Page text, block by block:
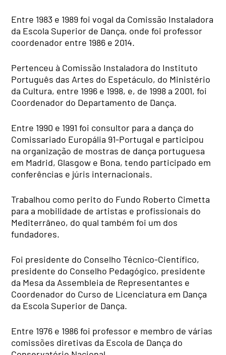
Entre 1983 e 1989 foi vogal da Comissão Instaladora
da Escola Superior de Dança, onde foi professor
coordenador entre 1986 e 2014.
Pertenceu à Comissão Instaladora do Instituto
Português das Artes do Espetáculo, do Ministério
da Cultura, entre 1996 e 1998, e, de 1998 a 2001, foi
Coordenador do Departamento de Dança.
Entre 1990 e 1991 foi consultor para a dança do
Comissariado Europália 91-Portugal e participou
na organização de mostras de dança portuguesa
em Madrid, Glasgow e Bona, tendo participado em
conferências e júris internacionais.
Trabalhou como perito do Fundo Roberto Cimetta
para a mobilidade de artistas e profissionais do
Mediterrâneo, do qual também foi um dos
fundadores.
Foi presidente do Conselho Técnico-Científico,
presidente do Conselho Pedagógico, presidente
da Mesa da Assembleia de Representantes e
Coordenador do Curso de Licenciatura em Dança
da Escola Superior de Dança.
Entre 1976 e 1986 foi professor e membro de várias
comissões diretivas da Escola de Dança do